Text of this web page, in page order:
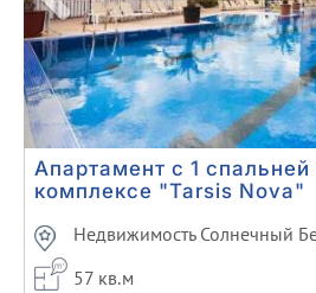
Апартамент с 1
комплексе "Tarsis Nova"
Недвижимость Солнечный
57 кв.м